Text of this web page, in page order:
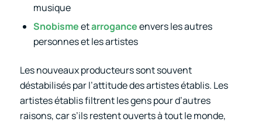
musique
Snobismeetarroganceenvers les autres
personnes et les artistes
Les nouveaux producteurs sont souvent
déstabilisés par l’attitude des artistes établis. Les
artistes établis filtrent les gens pour d’autres
raisons, car s’ils restent ouverts à tout le monde,